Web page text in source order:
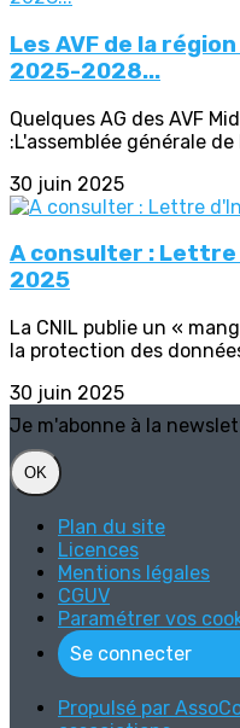
Les AVF de la
2025-2028...
Quelques AG des AVF
:L'assemblée générale
30 juin 2025
A consulter : Lettre
2025
La CNIL publie un «
la protection des
30 juin 2025
Je m'abonne à la
OK
Plan du site
Licences
Mentions légales
CGUV
Paramétrer vos
Se connecter
Propulsé par